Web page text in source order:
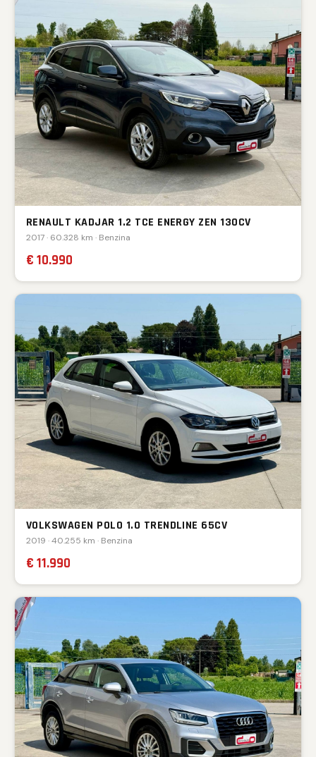
RENAULT KADJAR 1.2 TCE ENERGY ZEN 130CV
2017 · 60.328 km · Benzina
€ 10.990
VOLKSWAGEN POLO 1.0 TRENDLINE 65CV
2019 · 40.255 km · Benzina
€ 11.990